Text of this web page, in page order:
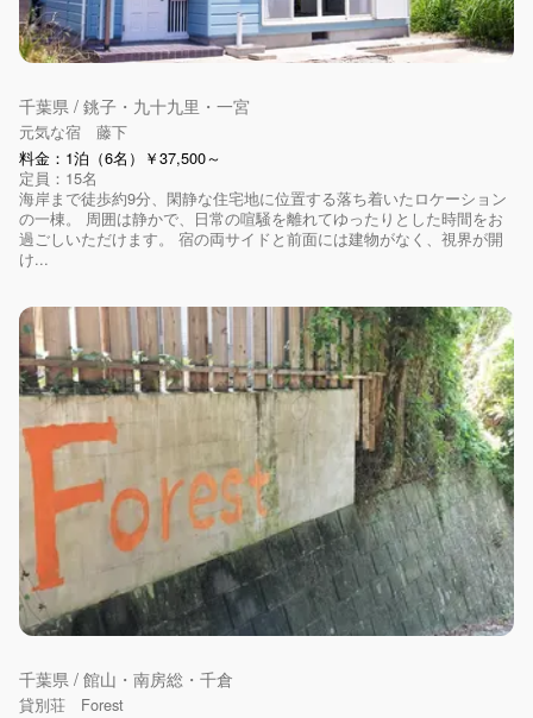
千葉県 / 銚子・九十九里・一宮
元気な宿 藤下
料金：1泊（6名）￥37,500～
定員：15名
海岸まで徒歩約9分、閑静な住宅地に位置する落ち着いたロケーション
の一棟。 周囲は静かで、日常の喧騒を離れてゆったりとした時間をお
過ごしいただけます。 宿の両サイドと前面には建物がなく、視界が開
け...
千葉県 / 館山・南房総・千倉
貸別荘 Forest